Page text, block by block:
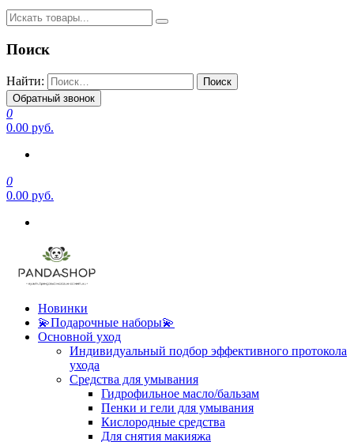
Поиск
Найти:
Обратный звонок
0
0.00 руб.
0
0.00 руб.
Новинки
💫Подарочные наборы💫
Основной уход
Индивидуальный подбор эффективного протокола
ухода
Средства для умывания
Гидрофильное масло/бальзам
Пенки и гели для умывания
Кислородные средства
Для снятия макияжа